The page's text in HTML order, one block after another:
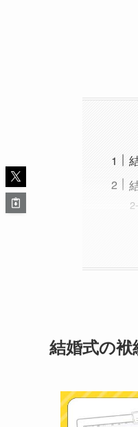
結婚式の